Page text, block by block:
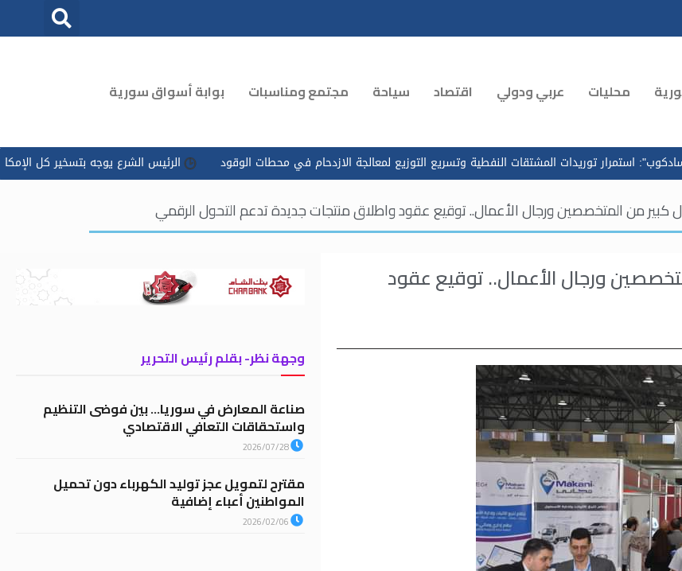
محليات عربي ودولي اقتصاد سياحة مجتمع ومناسبات بوابة أسواق سورية
المشتقات النفطية وتسريع التوزيع لمعالجة الازدحام في محطات الوقود الرئيس الشرع يوجه بتسخير كل الإمكانات للتعامل مع
كبير من المتخصصين ورجال الأعمال.. توقيع عقود واطلاق منتجات جديدة تدعم التحول الرقمي
ورجال الأعمال.. توقيع عقود
وجهة نظر- بقلم رئيس التحرير
صناعة المعارض في سوريا… بين فوضى التنظيم
واستحقاقات التعافي الاقتصادي
2026/07/28
مقترح لتمويل عجز توليد الكهرباء دون تحميل
المواطنين أعباء إضافية
2026/02/06